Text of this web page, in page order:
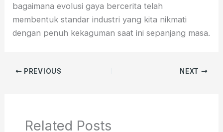
bagaimana evolusi gaya bercerita telah
membentuk standar industri yang kita nikmati
dengan penuh kekaguman saat ini sepanjang masa.
PREVIOUS NEXT
Related Posts